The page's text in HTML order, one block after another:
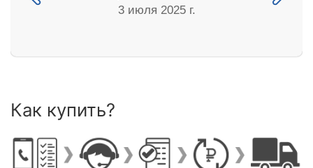
3 июля 2025 г.
Как купить?